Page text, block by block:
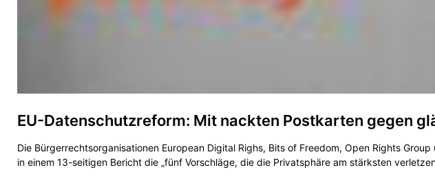
EU-Datenschutzreform: Mit nackten Postkarten gegen
Die Bürgerrechtsorganisationen European Digital Righs, Bits of Freedom, Open Rights
in einem 13-seitigen Bericht die „fünf Vorschläge, die die Privatsphäre am stärksten